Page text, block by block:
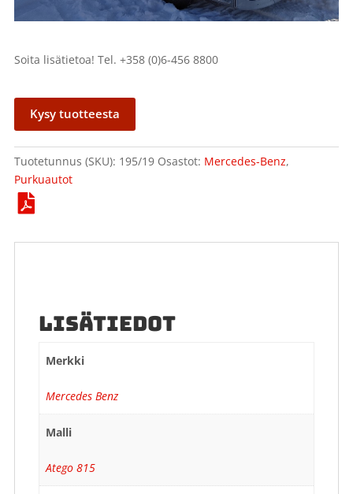
Soita lisätietoa! Tel. +358 (0)6-456 8800
Kysy tuotteesta
Tuotetunnus (SKU): 195/19 Osastot: Mercedes-Benz,
Purkuautot
LISÄTIEDOT
Merkki
Mercedes Benz
Malli
Atego 815